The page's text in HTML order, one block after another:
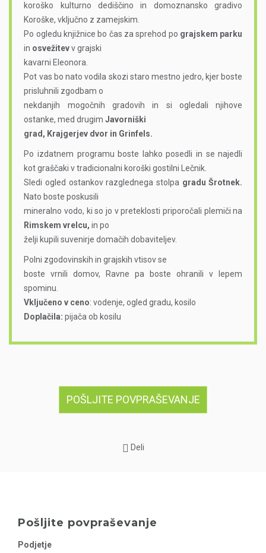
koroško kulturno dediščino in domoznansko gradivo
Koroške, vključno z zamejskim.
Po ogledu knjižnice bo čas za sprehod po grajskem parku
in osvežitevv grajski
kavarni Eleonora.
Pot vas bo nato vodila skozi staro mestno jedro, kjer boste
prisluhnili zgodbam o
nekdanjih mogočnih gradovih in si ogledali njihove
ostanke, med drugimJavorniški
grad, Krajgerjev dvor in Grinfels.
Po izdatnem programu boste lahko posedli in se najedli
kot graščaki v tradicionalni koroški gostilni Lečnik.
Sledi ogled ostankov razglednega stolpa gradu Šrotnek.
Nato boste poskusili
mineralno vodo, ki so jo v preteklosti priporočali plemiči na
Rimskem vrelcu, in po
želji kupili suvenirje domačih dobaviteljev.
Polni zgodovinskih in grajskih vtisov se
boste vrnili domov, Ravne pa boste ohranili v lepem
spominu.
Vključeno v ceno: vodenje, ogled gradu, kosilo
Doplačila:pijača ob kosilu
POŠLJITE POVPRAŠEVANJE
Deli
Pošljite povpraševanje
Podjetje